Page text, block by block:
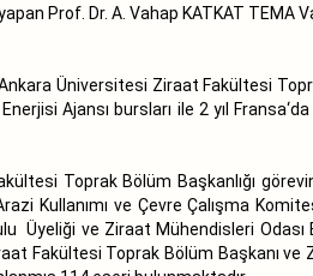
Prof. Dr. A. Vahap KATKAT TEMA
Ankara Üniversitesi Ziraat Fakültesi
Ajansı bursları ile 2 yıl
Toprak Bölüm Başkanlığı
Kullanımı ve Çevre Çalışma
Üyeliği ve Ziraat Mühendisleri Odası
Fakültesi Toprak Bölüm Başkanı ve